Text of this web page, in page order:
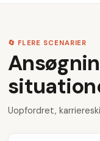
🔄 FLERE SCENARIER
Uopfordret,